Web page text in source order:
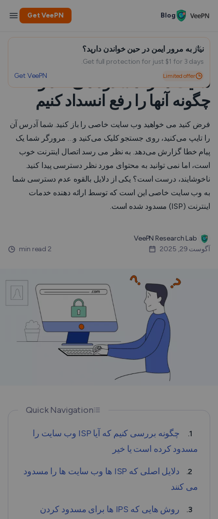
Blog
Get VeePN
سایت ها را مسدود می کند و
چگونه آنها را رفع انسداد کنیم
فرض کنید می خواهید وب سایت خاصی را باز کنید. شما آدرس آن
را تایپ می‌کنید، روی جستجو کلیک می‌کنید و… مرورگر شما یک
پیام خطا گزارش می‌دهد. به نظر می رسد اتصال اینترنت خوب
است، اما نمی توانید به محتوای مورد نظر دسترسی پیدا کنید.
ناخوشایند، درست است؟ یکی از دلایل بالقوه عدم دسترسی شما
به وب سایت خاصی این است که توسط ارائه دهنده خدمات
اینترنت (ISP) مسدود شده است.
آگوست 29, 2025
2 min read
Quick Navigation
1.
چگونه بررسی کنیم که آیا ISP وب سایت را
مسدود کرده است یا خیر
2.
دلایل اصلی که ISP ها وب سایت ها را مسدود
می کنند
3.
روش هایی که IPS ها برای مسدود کردن
نیاز به مرور ایمن در حین خواندن دارید؟
Get full protection for just $1 for 3 days.
Limited offer
Get VeePN